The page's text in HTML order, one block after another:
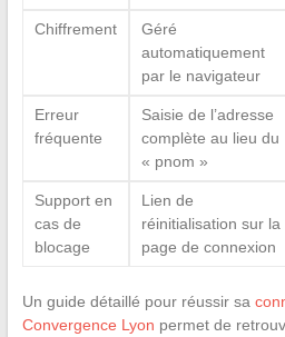
Chiffrement
Géré
automatiquement
par le navigateur
Erreur
fréquente
Saisie de l’adresse
complète au lieu du
« pnom »
Support en
cas de
blocage
Lien de
réinitialisation sur la
page de connexion
Un guide détaillé pour réussir sa
Convergence Lyon permet de